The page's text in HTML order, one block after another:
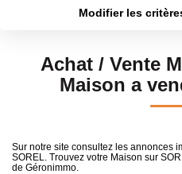
NOTRE
Modifier les
Sélectionnez...
Type de bien
Créer une alerte
Achat / Vente
Maison a
Sur notre site consultez les annonces
SOREL. Trouvez votre Maison sur
de Géronimmo.